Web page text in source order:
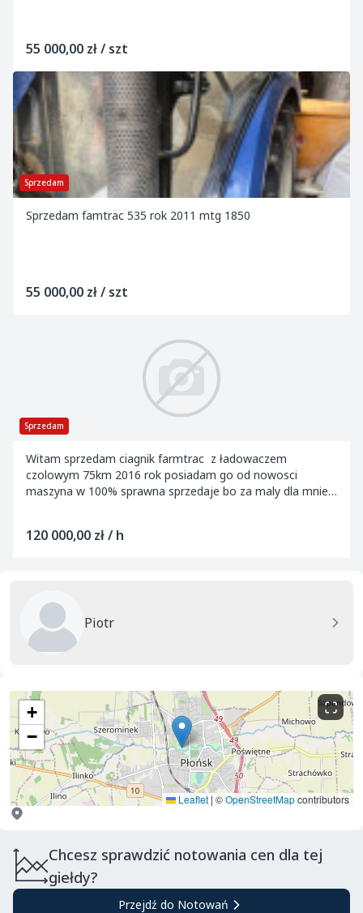
55 000,00 zł / szt
Sprzedam
Sprzedam famtrac 535 rok 2011 mtg 1850
55 000,00 zł / szt
Sprzedam
Witam sprzedam ciagnik farmtrac z ładowaczem
czolowym 75km 2016 rok posiadam go od nowosci
maszyna w 100% sprawna sprzedaje bo za maly dla mnie
120 000,00 zł / h
Piotr
+
−
Leaflet | ©OpenStreetMapcontributors
Chcesz sprawdzić notowania cen dla tej
giełdy?
Przejdź do Notowań